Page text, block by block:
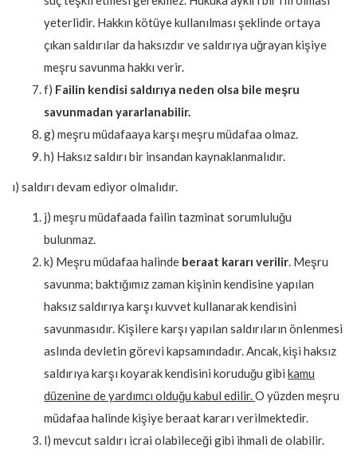
yeterlidir. Hakkın kötüye kullanılması şeklinde ortaya
çıkan saldırılar da haksızdır ve saldırıya uğrayan kişiye
meşru savunma hakkı verir.
f) Failin kendisi saldırıya neden olsa bile meşru
savunmadan yararlanabilir.
g) meşru müdafaaya karşı meşru müdafaa olmaz.
h) Haksız saldırı bir insandan kaynaklanmalıdır.
ı) saldırı devam ediyor olmalıdır.
j) meşru müdafaada failin tazminat sorumluluğu
bulunmaz.
k) Meşru müdafaa halinde beraat kararı verilir . Meşru
savunma; baktığımız zaman kişinin kendisine yapılan
haksız saldırıya karşı kuvvet kullanarak kendisini
savunmasıdır. Kişilere karşı yapılan saldırıların önlenmesi
aslında devletin görevi kapsamındadır. Ancak, kişi haksız
saldırıya karşı koyarak kendisini koruduğu gibi kamu
düzenine de yardımcı olduğu kabul edilir. O yüzden meşru
müdafaa halinde kişiye beraat kararı verilmektedir.
l) mevcut saldırı icrai olabileceği gibi ihmali de olabilir.